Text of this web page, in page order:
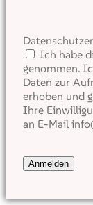
Ich habe
genommen.
Daten zur
erhoben und
Ihre
an E-Mail